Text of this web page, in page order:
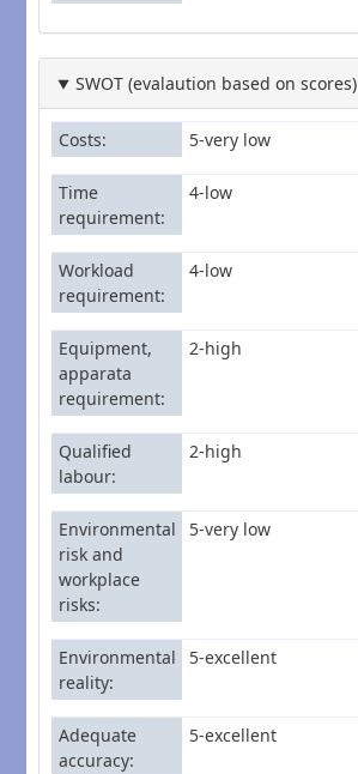
SWOT (evalaution based on scores)
Costs 5-very low
Time
requirement
4-low
Workload
requirement
4-low
Equipment,
apparata
requirement
2-high
Qualified
labour
2-high
Environmental
risk and
workplace
risks
5-very low
Environmental
reality
5-excellent
Adequate
accuracy
5-excellent